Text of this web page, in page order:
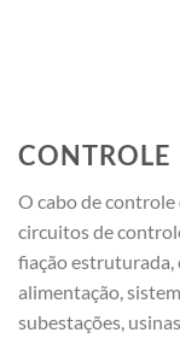
CONTROLE
O cabo de
circuitos de
fiação estruturada,
alimentação,
subestações,